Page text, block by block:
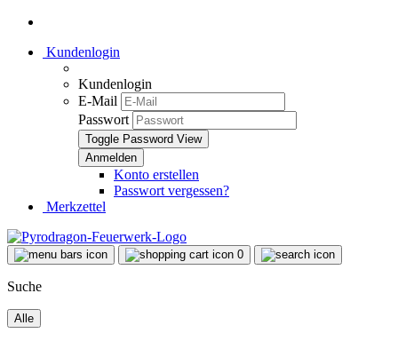
Kundenlogin
Kundenlogin
E-Mail
Passwort
Toggle Password View
Konto erstellen
Passwort vergessen?
Merkzettel
0
Suche
Alle